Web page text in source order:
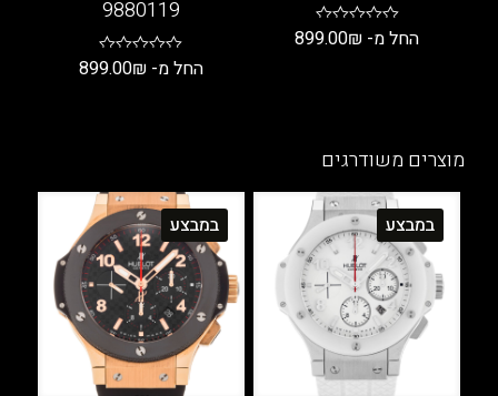
החל מ- 899.00₪
מספר
ניתן
לבחור
את
האפשרויות
בעמוד
המוצר
9880119
החל מ- 899.00₪
סוגים.
ניתן
לבחור
את
האפשרויות
בעמוד
המוצר
מוצרים משודרגים
במבצע במבצע